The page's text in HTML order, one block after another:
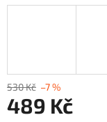
530 Kč –7 %
489 Kč